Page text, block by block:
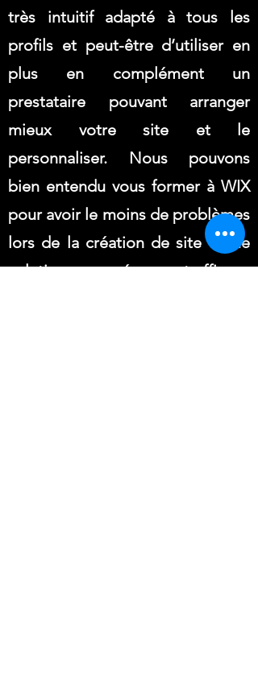
très intuitif adapté à tous les
profils et peut-être d’utiliser en
plus en complément un
prestataire pouvant arranger
mieux votre site et le
personnaliser. Nous pouvons
bien entendu vous former à WIX
pour avoir le moins de problèmes
lors de la création de site - Une
solution peu onéreuse et efficace